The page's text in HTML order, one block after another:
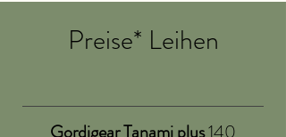
Preise* Leihen